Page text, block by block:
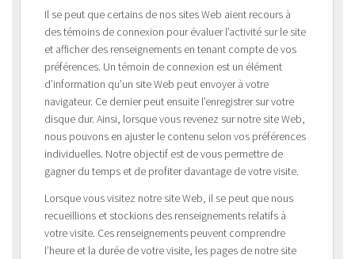
Il se peut que certains de nos sites Web aient recours à
des témoins de connexion pour évaluer l’activité sur le site
et afficher des renseignements en tenant compte de vos
préférences. Un témoin de connexion est un élément
d’information qu’un site Web peut envoyer à votre
navigateur. Ce dernier peut ensuite l’enregistrer sur votre
disque dur. Ainsi, lorsque vous revenez sur notre site Web,
nous pouvons en ajuster le contenu selon vos préférences
individuelles. Notre objectif est de vous permettre de
gagner du temps et de profiter davantage de votre visite.
Lorsque vous visitez notre site Web, il se peut que nous
recueillions et stockions des renseignements relatifs à
votre visite. Ces renseignements peuvent comprendre
l’heure et la durée de votre visite, les pages de notre site